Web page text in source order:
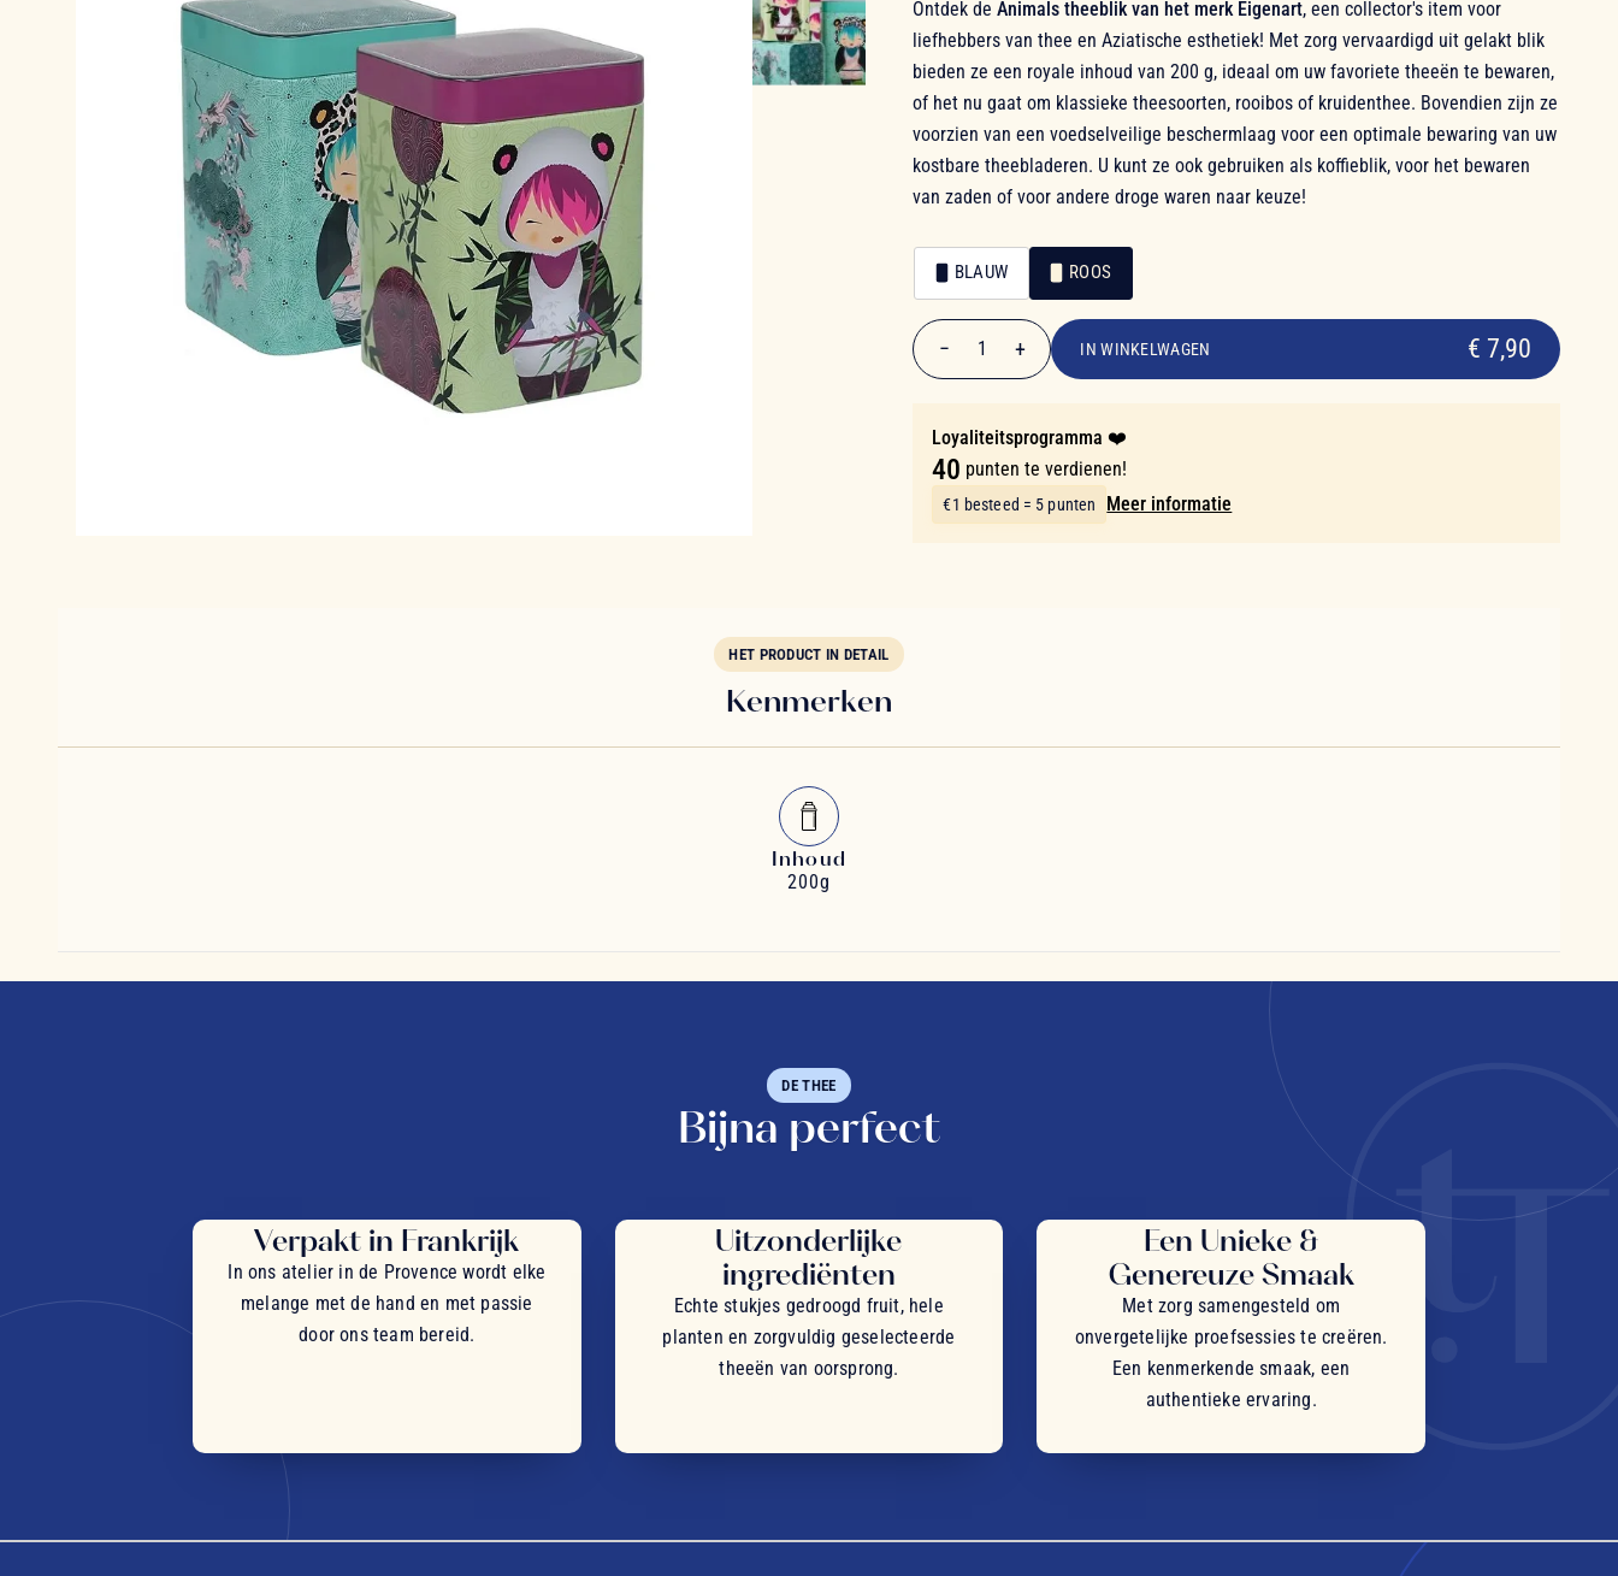
Ontdek deAnimals theeblik van het merk Eigenart, een collector's item voor
liefhebbers van thee en Aziatische esthetiek! Met zorg vervaardigd uit gelakt blik
bieden ze een royale inhoud van 200 g, ideaal om uw favoriete theeën te bewaren,
of het nu gaat om klassieke theesoorten, rooibos of kruidenthee. Bovendien zijn ze
voorzien van een voedselveilige beschermlaag voor een optimale bewaring van uw
kostbare theebladeren. U kunt ze ook gebruiken als koffieblik, voor het bewaren
van zaden of voor andere droge waren naar keuze!
Kleur
Kleur
BLAUW ROOS
€ 7,90
− 1 +
Aantal
IN WINKELWAGEN € 7,90
Loyaliteitsprogramma ❤️
40 punten te verdienen!
€1 besteed = 5 punten Meer informatie
HET PRODUCT IN DETAIL
Kenmerken
Inhoud
200g
DE THEE
Bijna perfect
Verpakt in Frankrijk
In ons atelier in de Provence wordt elke
melange met de hand en met passie
door ons team bereid.
Uitzonderlijke
ingrediënten
Echte stukjes gedroogd fruit, hele
planten en zorgvuldig geselecteerde
theeën van oorsprong.
Een Unieke &
Genereuze Smaak
Met zorg samengesteld om
onvergetelijke proefsessies te creëren.
Een kenmerkende smaak, een
authentieke ervaring.